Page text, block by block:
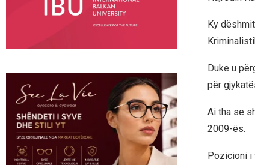
Ky
Duke u
për
Ai tha se
2009-ës.
Pozicioni i